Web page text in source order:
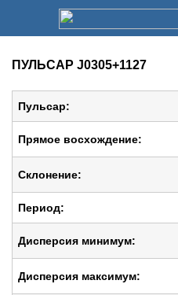
ПУЛЬСАР J0305+1127
Пульсар:
Прямое восхождение:
Cклонение:
Период:
Дисперсия минимум:
Дисперсия максимум: